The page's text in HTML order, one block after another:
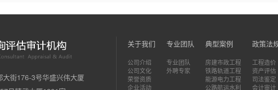
大街176-3号华盛兴伟大厦
关于我们
公司介绍
公司文化
荣誉资质
企业活动
专业团队
专业团队
外聘专家
典型案例
房建市政工程
铁路轨道工程
能源电力工程
公路航运水利
政策法
工程造价
资产评估
司法鉴定
会计审计